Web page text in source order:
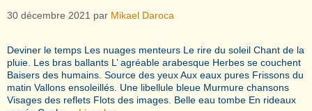
30 décembre 2021 par Mikael Daroca
Deviner le temps Les nuages menteurs Le rire du soleil Chant de la
pluie. Les bras ballants L’ agréable arabesque Herbes se couchent
Baisers des humains. Source des yeux Aux eaux pures Frissons du
matin Vallons ensoleillés. Une libellule bleue Murmure chansons
Visages des reflets Flots des images. Belle eau tombe En rideaux